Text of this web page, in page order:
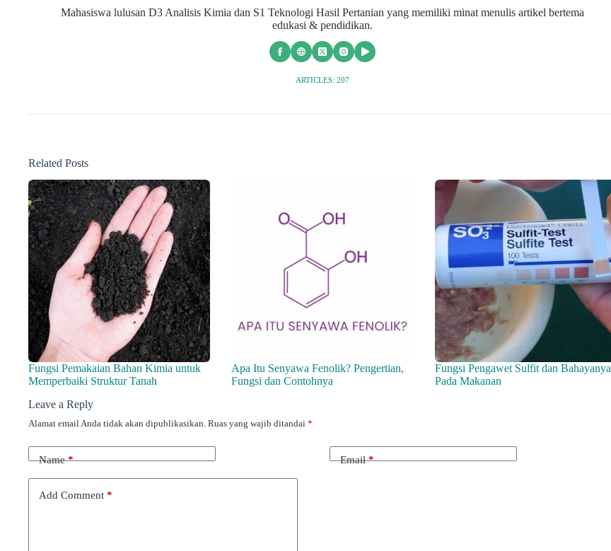
Mahasiswa lulusan D3 Analisis Kimia dan S1 Teknologi Hasil Pertanian yang memiliki minat menulis artikel bertema
edukasi & pendidikan.
ARTICLES: 207
Related Posts
Fungsi Pemakaian Bahan Kimia untuk
Memperbaiki Struktur Tanah
Apa Itu Senyawa Fenolik? Pengertian,
Fungsi dan Contohnya
Fungsi Pengawet Sulfit dan Bahayanya
Pada Makanan
Leave a Reply
Alamat email Anda tidak akan dipublikasikan. Ruas yang wajib ditandai *
Name* Email*
Add Comment *